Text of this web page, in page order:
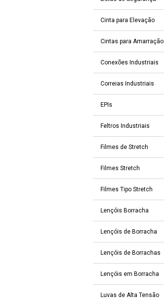
Cinta para Elevação
Cintas para Amarração
Conexões Industriais
Correias Industriais
EPIs
Feltros Industriais
Filmes de Stretch
Filmes Stretch
Filmes Tipo Stretch
Lençóis Borracha
Lençóis de Borracha
Lençóis de Borrachas
Lençóis em Borracha
Luvas de Alta Tensão